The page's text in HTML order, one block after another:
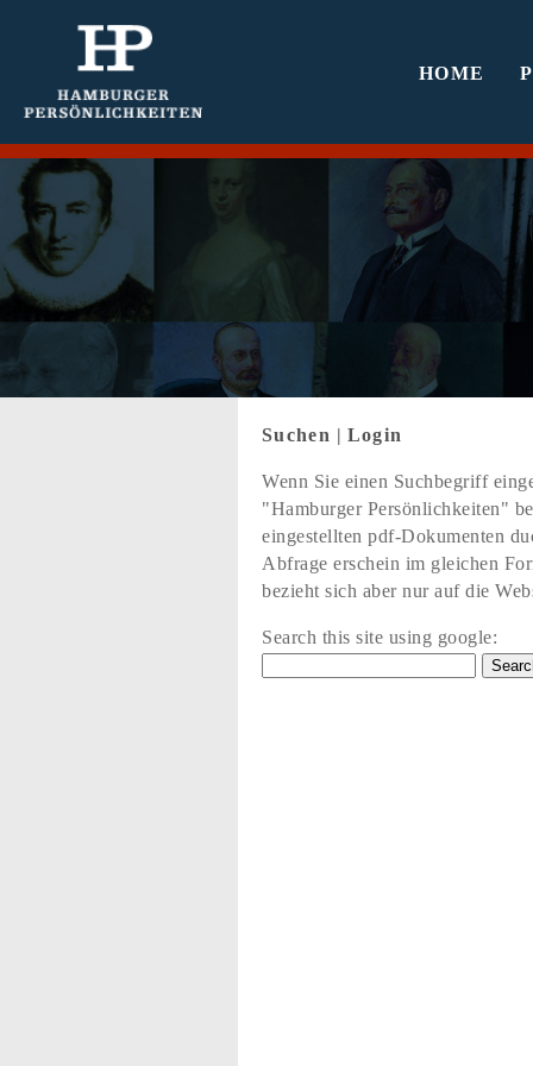
HOME
Suchen | Login
Wenn Sie einen Suchbegriff
"Hamburger Persönlichkeiten"
eingestellten pdf-Dokumenten
Abfrage erschein im gleichen
bezieht sich aber nur auf die
Search this site using google: